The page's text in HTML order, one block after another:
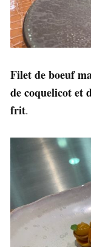
Filet de boeuf
de coquelicot et
frit.